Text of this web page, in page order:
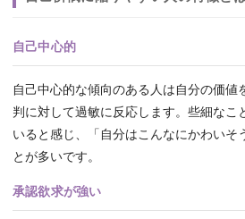
自己中心的
自己中心的な傾向のある人は自分の価値
判に対して過敏に反応します。些細なこ
いると感じ、「自分はこんなにかわいそ
とが多いです。
承認欲求が強い